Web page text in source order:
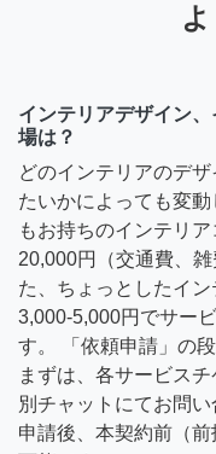
インテリアデザイン
場は？
どのインテリアのデ
たいかによっても変
もお持ちのインテリ
20,000円（交通費、
た、ちょっとしたイン
3,000-5,000円でサー
す。 「依頼申請」の
まずは、各サービス
別チャットにてお問
申請後、本契約前（